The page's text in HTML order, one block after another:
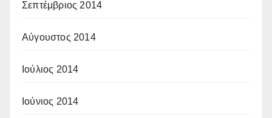
Σεπτέμβριος 2014
Αύγουστος 2014
Ιούλιος 2014
Ιούνιος 2014